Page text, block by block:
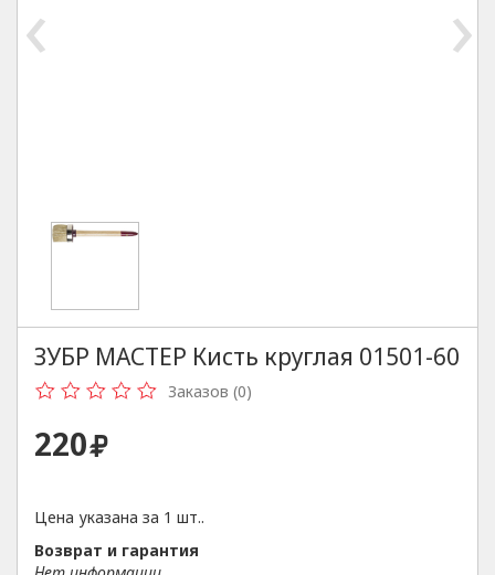
‹ ›
ЗУБР МАСТЕР Кисть круглая 01501-60
Заказов (0)
220
Цена указана за 1 шт..
Возврат и гарантия